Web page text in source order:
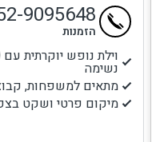
נשימה
מתאים למשפחות,
מיקום פרטי ושקט
9095648
הזמנות